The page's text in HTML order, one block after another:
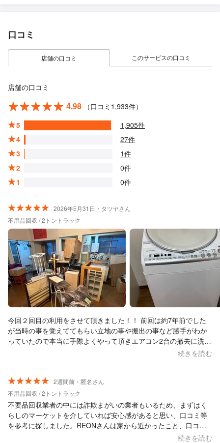
口コミ
店舗の口コミ このサービスの口コミ
店舗の口コミ
4.98
（口コミ1,933件）
5
1,905件
4
27件
3
1件
2
0件
1
0件
2026年5月31日・タツヤさん
不用品回収 / 2トントラック
今回２回目の利用をさせて頂きました！！ 前回は約7年前でした
が当時の事を覚えててもらい立地の事や搬出の事など勝手がわか
っていたので本当に手際よくやって頂きエアコン2台の撤去に洗濯
機その他もろもろ約1時間で終了です！！ ありがとうございます
て何より人柄が良い(笑) 利用金額は基本料金プラス30000、合計
￥55000でしたがあの量でエアコン2台撤去は破格だと思います。
また何かありましたら必ず利用させて頂きます！！ ありがとうご
ざいました！！
続きを読む
2週間前・匿名さん
不用品回収 / 2トントラック
不要品回収業者の中には詐欺まがいの業者もいるため、まずはく
らしのマーケットを介していれば安心感があると思い、口コミ等
を参考に探しました。REONさんは家から近かったこと、口コミ
が良かったこと、店長さんの人柄が良さそうだったことでお願い
続きを読む